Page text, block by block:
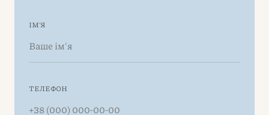
ІМ'Я
ТЕЛЕФОН